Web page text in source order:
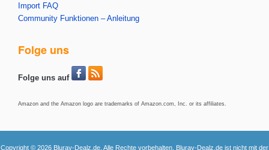
Import FAQ
Community Funktionen – Anleitung
Folge uns
Folge uns auf
Amazon and the Amazon logo are trademarks of Amazon.com, Inc. or its affiliates.
Copyright © 2026 Bluray-Dealz.de. Alle Rechte vorbehalten. Bluray-Dealz.de ist nicht mit der